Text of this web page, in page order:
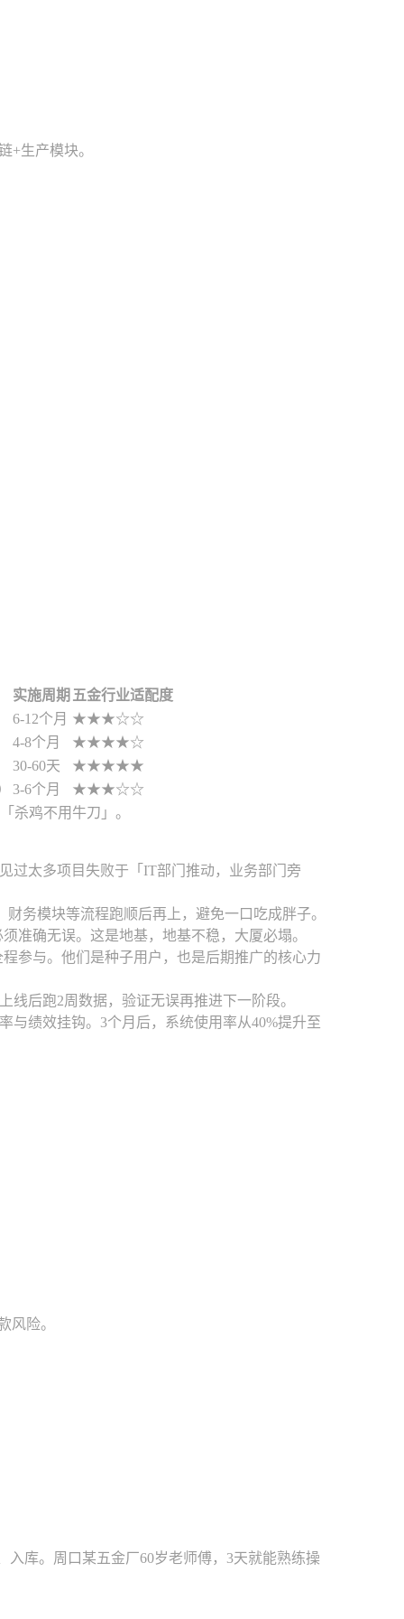
+生产模块。
实施周期 五金行业适配度
6-12个月 ★★★☆☆
4-8个月
★★★★☆
30-60天
★★★★★
3-6个月
★★★☆☆
杀鸡不用牛刀」。
过太多项目失败于「IT部门推动，业务部门旁
务模块等流程跑顺后再上，避免一口吃成胖子。
准确无误。这是地基，地基不稳，大厦必塌。
参与。他们是种子用户，也是后期推广的核心力
后跑2周数据，验证无误再推进下一阶段。
与绩效挂钩。3个月后，系统使用率从40%提升至
风险。
入库。周口某五金厂60岁老师傅，3天就能熟练操